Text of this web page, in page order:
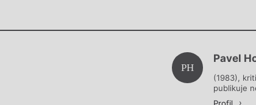
Chviličku.
PH
Pavel
(1983),
publikuje
Profil